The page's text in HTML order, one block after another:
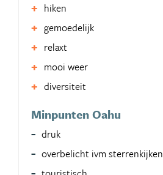
hiken
gemoedelijk
relaxt
mooi weer
diversiteit
Minpunten Oahu
druk
overbelicht ivm sterrenkijken